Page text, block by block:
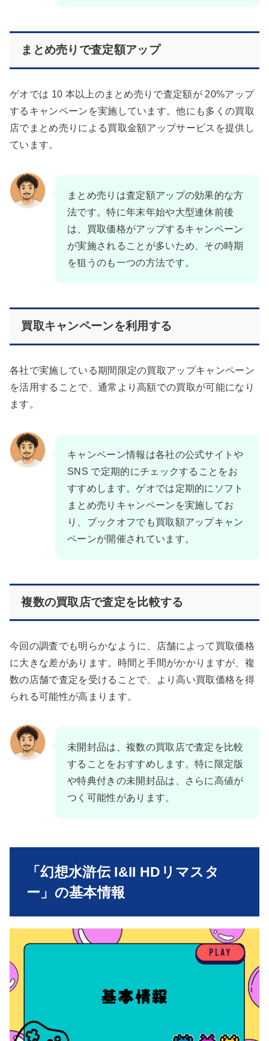
まとめ売りで査定額アップ
ゲオでは 10 本以上のまとめ売りで査定額が 20%アップ
するキャンペーンを実施しています。他にも多くの買取
店でまとめ売りによる買取金額アップサービスを提供し
ています。
まとめ売りは査定額アップの効果的な方
法です。特に年末年始や大型連休前後
は、買取価格がアップするキャンペーン
が実施されることが多いため、その時期
を狙うのも一つの方法です。
買取キャンペーンを利用する
各社で実施している期間限定の買取アップキャンペーン
を活用することで、通常より高額での買取が可能になり
ます。
キャンペーン情報は各社の公式サイトや
SNS で定期的にチェックすることをお
すすめします。ゲオでは定期的にソフト
まとめ売りキャンペーンを実施してお
り、ブックオフでも買取額アップキャン
ペーンが開催されています。
複数の買取店で査定を比較する
今回の調査でも明らかなように、店舗によって買取価格
に大きな差があります。時間と手間がかかりますが、複
数の店舗で査定を受けることで、より高い買取価格を得
られる可能性が高まります。
未開封品は、複数の買取店で査定を比較
することをおすすめします。特に限定版
や特典付きの未開封品は、さらに高値が
つく可能性があります。
「幻想水滸伝 I&II HDリマスタ
ー」の基本情報